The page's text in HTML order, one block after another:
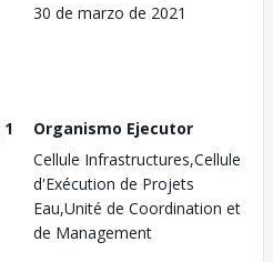
30 de marzo de 2021
1
Organismo Ejecutor
Cellule Infrastructures,Cellule
d'Exécution de Projets
Eau,Unité de Coordination et
de Management